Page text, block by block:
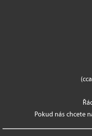
Pokud nás chcete